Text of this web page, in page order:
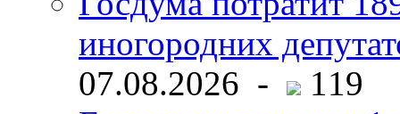
иногородних
07.08.2026 -
119